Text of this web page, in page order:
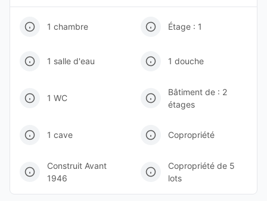
1 chambre Étage : 1
1 salle d'eau 1 douche
1 WC
Bâtiment de : 2
étages
1 cave Copropriété
Construit Avant
1946
Copropriété de 5
lots